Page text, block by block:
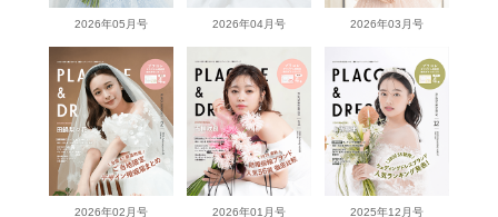
2026年05月号 2026年04月号 2026年03月号
2026年02月号 2026年01月号 2025年12月号